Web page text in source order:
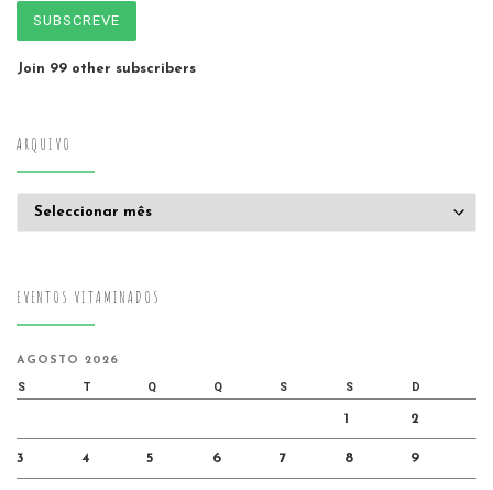
SUBSCREVE
Join 99 other subscribers
ARQUIVO
EVENTOS VITAMINADOS
AGOSTO 2026
S T Q Q S S D
1 2
3 4 5 6 7 8 9